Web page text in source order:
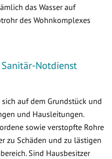
das Wasser auf
des Wohnkomplexes
Notdienst
auf dem Grundstück und
und Hausleitungen.
sowie verstopfte Rohre
zu Schäden und zu lästigen
Sind Hausbesitzer